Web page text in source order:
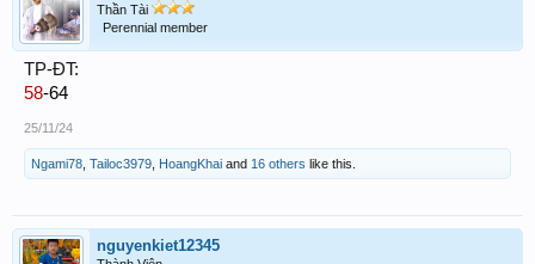
Thần Tài
Perennial member
TP-ĐT:
58-64
25/11/24
Ngami78 Tailoc3979 HoangKhai and 16 others like this.
nguyenkiet12345